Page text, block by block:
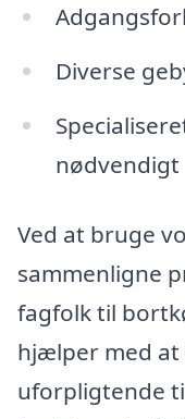
Diverse
nødvendigt
Ved at bruge
sammenligne
fagfolk til
hjælper med
uforpligtende